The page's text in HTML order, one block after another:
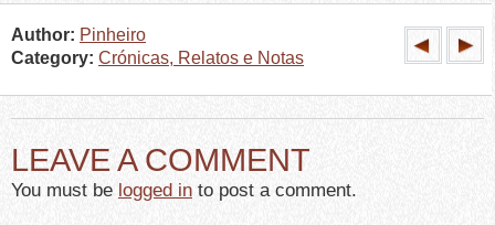
Author: Pinheiro
Category: Crónicas, Relatos e Notas
LEAVE A COMMENT
You must be logged in to post a comment.